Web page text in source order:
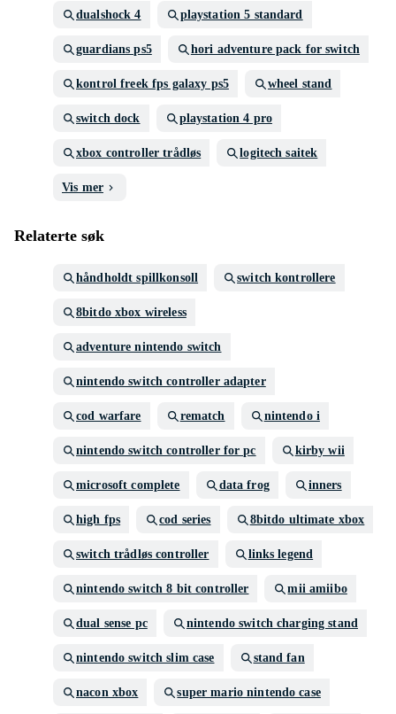
dualshock 4 playstation 5 standard
guardians ps5 hori adventure pack for switch
kontrol freek fps galaxy ps5 wheel stand
switch dock playstation 4 pro
xbox controller trådløs logitech saitek
Vis mer
Relaterte søk
håndholdt spillkonsoll switch kontrollere
8bitdo xbox wireless
adventure nintendo switch
nintendo switch controller adapter
cod warfare rematch nintendo i
nintendo switch controller for pc kirby wii
microsoft complete data frog inners
high fps cod series 8bitdo ultimate xbox
switch trådløs controller links legend
nintendo switch 8 bit controller mii amiibo
dual sense pc nintendo switch charging stand
nintendo switch slim case stand fan
nacon xbox super mario nintendo case